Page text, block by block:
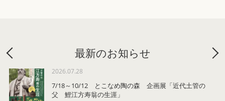
最新のお知らせ
2026.07.28
7/18～10/12 とこなめ陶の森 企画展「近代土管の
父 鯉江方寿翁の生涯」